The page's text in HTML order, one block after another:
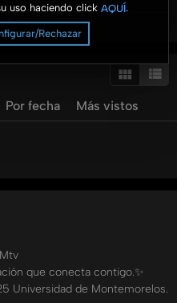
uso haciendo click AQUÍ.
Rechazar
de un fedatario, a
usando la FIEL. Las SAS
actúa como administrador
facilitar el emprendimiento
de pesos y no permitir
otras empresas. Además,
Mantente informado y saca
Por fecha
Más vistos
que conecta contigo.✨
Universidad de Montemorelos.